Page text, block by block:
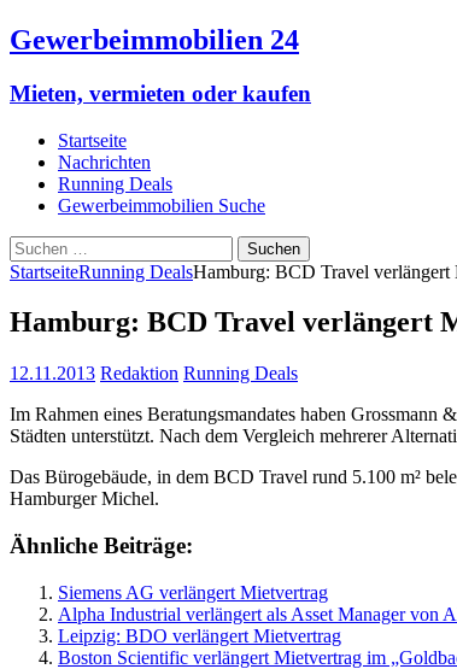
Gewerbeimmobilien 24
Mieten, vermieten oder kaufen
Startseite
Nachrichten
Running Deals
Gewerbeimmobilien Suche
Suchen
nach:
StartseiteRunning DealsHamburg: BCD Travel verlängert
Hamburg: BCD Travel verlängert
12.11.2013 Redaktion Running Deals
Im Rahmen eines Beratungsmandates haben
Städten unterstützt. Nach dem Vergleich mehrerer
Das Bürogebäude, in dem BCD Travel rund 5.100 m²
Hamburger Michel.
Ähnliche Beiträge:
Siemens AG verlängert Mietvertrag
Alpha Industrial verlängert als Asset Manager von
Leipzig: BDO verlängert Mietvertrag
Boston Scientific verlängert Mietvertrag im